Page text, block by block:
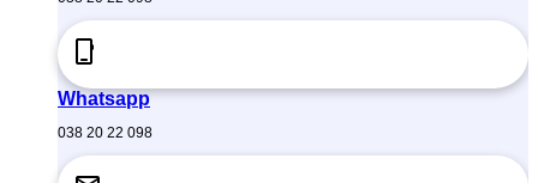
Whatsapp
038 20 22 098